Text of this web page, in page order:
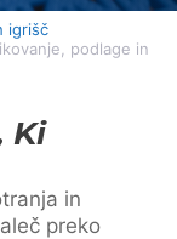
igrišč
podlage in
Ki
in
preko